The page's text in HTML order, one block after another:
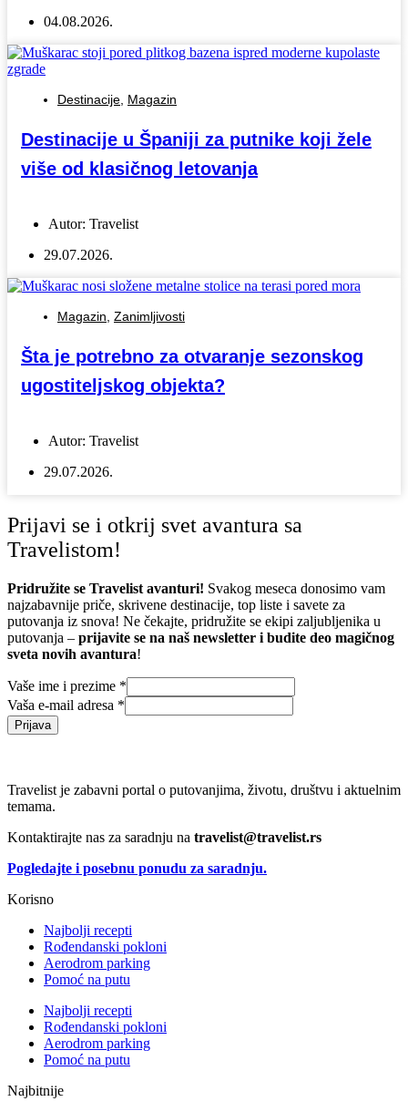
04.08.2026.
Destinacije Magazin
Destinacije u Španiji za putnike koji žele
više od klasičnog letovanja
Autor: Travelist
29.07.2026.
Magazin Zanimljivosti
Šta je potrebno za otvaranje sezonskog
ugostiteljskog objekta?
Autor: Travelist
29.07.2026.
Prijavi se i otkrij svet avantura sa
Travelistom!
Pridružite se Travelist avanturi! Svakog meseca donosimo vam
najzabavnije priče, skrivene destinacije, top liste i savete za
putovanja iz snova! Ne čekajte, pridružite se ekipi zaljubljenika u
putovanja – prijavite se na naš newsletter i budite deo magičnog
sveta novih avantura!
Vaše ime i prezime *
Vaša e-mail adresa *
Prijava
Travelist je zabavni portal o putovanjima, životu, društvu i aktuelnim
temama.
Kontaktirajte nas za saradnju na travelist@travelist.rs
Pogledajte i posebnu ponudu za saradnju.
Korisno
Najbolji recepti
Rođendanski pokloni
Aerodrom parking
Pomoć na putu
Najbolji recepti
Rođendanski pokloni
Aerodrom parking
Pomoć na putu
Najbitnije